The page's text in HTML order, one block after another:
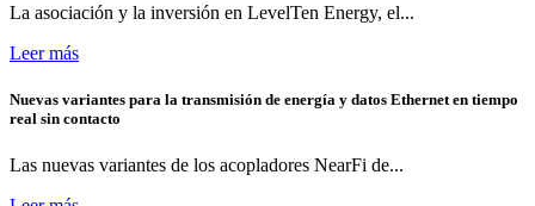
La asociación y la inversión en LevelTen Energy, el...
Leer más
Nuevas variantes para la transmisión de energía y datos Ethernet en tiempo
real sin contacto
Las nuevas variantes de los acopladores NearFi de...